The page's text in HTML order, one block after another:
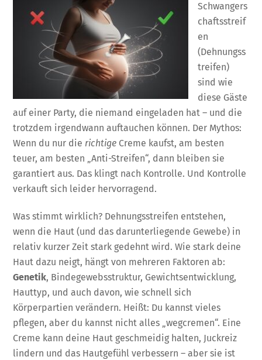
Schwangers
chaftsstreif
en
(Dehnungss
treifen)
sind wie
diese Gäste
auf einer Party, die niemand eingeladen hat – und die
trotzdem irgendwann auftauchen können. Der Mythos:
Wenn du nur die richtige Creme kaufst, am besten
teuer, am besten „Anti-Streifen“, dann bleiben sie
garantiert aus. Das klingt nach Kontrolle. Und Kontrolle
verkauft sich leider hervorragend.
Was stimmt wirklich? Dehnungsstreifen entstehen,
wenn die Haut (und das darunterliegende Gewebe) in
relativ kurzer Zeit stark gedehnt wird. Wie stark deine
Haut dazu neigt, hängt von mehreren Faktoren ab:
Genetik, Bindegewebsstruktur, Gewichtsentwicklung,
Hauttyp, und auch davon, wie schnell sich
Körperpartien verändern. Heißt: Du kannst vieles
pflegen, aber du kannst nicht alles „wegcremen“. Eine
Creme kann deine Haut geschmeidig halten, Juckreiz
lindern und das Hautgefühl verbessern – aber sie ist